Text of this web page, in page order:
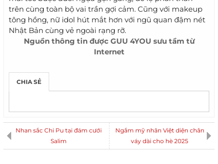
trên cùng toàn bộ vai trần gợi cảm. Cũng với makeup
tông hồng, nữ idol hút mắt hơn với ngũ quan đậm nét
Nhật Bản cùng vẻ ngoài rạng rỡ.
Nguồn thông tin được GUU 4YOU sưu tầm từ
Internet
CHIA SẺ
Nhan sắc Chi Pu tại đám cưới
Salim
Ngắm mỹ nhân Việt diện chân
váy dài cho hè 2025